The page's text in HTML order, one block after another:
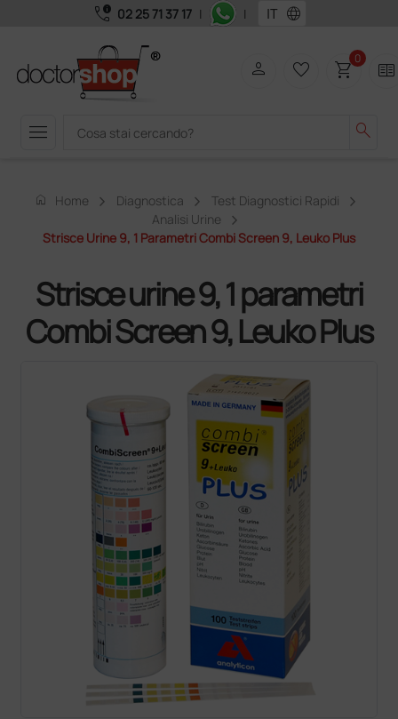
call_quality 02 25 71 37 17 | | language
menu search
person favorite_border shopping_cart0 two_pager
home Home Diagnostica
Test Diagnostici Rapidi
Analisi Urine
Strisce Urine 9, 1 Parametri Combi Screen 9, Leuko Plus
Strisce urine 9, 1 parametri
Combi Screen 9, Leuko Plus